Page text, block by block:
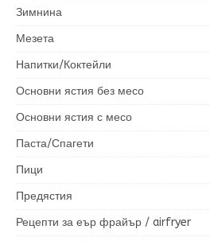
Зимнина
Мезета
Напитки/Коктейли
Основни ястия без месо
Основни ястия с месо
Паста/Спагети
Пици
Предястия
Рецепти за еър фрайър / airfryer